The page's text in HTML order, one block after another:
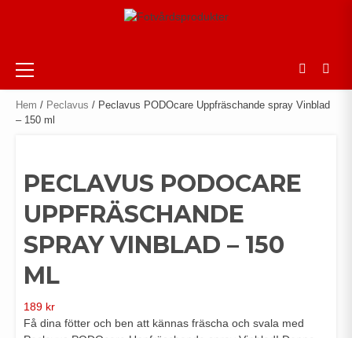
Primary
Menu
Hem / Peclavus / Peclavus PODOcare Uppfräschande spray Vinblad
– 150 ml
PECLAVUS PODOCARE
UPPFRÄSCHANDE
SPRAY VINBLAD – 150
ML
189 kr
Få dina fötter och ben att kännas fräscha och svala med